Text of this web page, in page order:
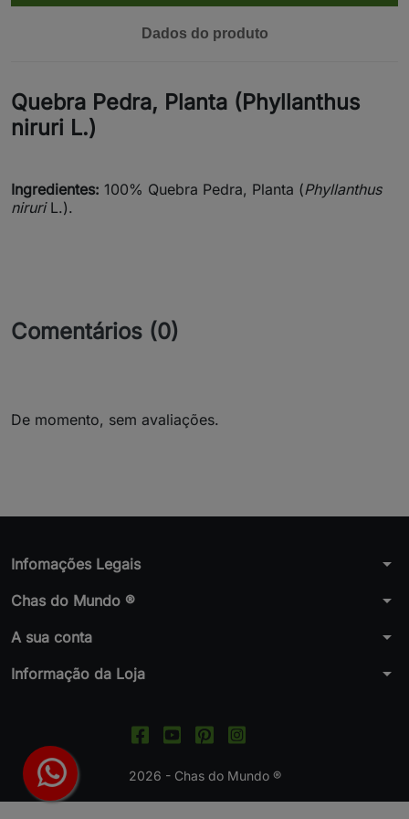
Dados do produto
Quebra Pedra, Planta (Phyllanthus
niruri L.)
Ingredientes: 100% Quebra Pedra, Planta (Phyllanthus
niruriL.).
Comentários (0)
De momento, sem avaliações.
Infomações Legais arrow_drop_down
Chas do Mundo ® arrow_drop_down
A sua conta arrow_drop_down
Informação da Loja arrow_drop_down
2026 - Chas do Mundo ®